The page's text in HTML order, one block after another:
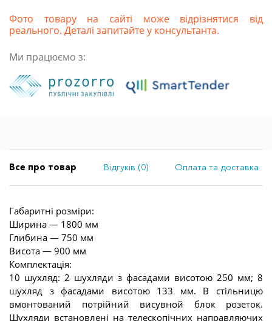
Фото товару на сайті може відрізнятися від
реального. Деталі запитайте у консультанта.
Ми працюємо з:
Все про товар Відгуків (0) Оплата та доставка
Габаритні розміри:
Ширина — 1800 мм
Глибина — 750 мм
Висота — 900 мм
Комплектація:
10 шухляд: 2 шухляди з фасадами висотою 250 мм; 8
шухляд з фасадами висотою 133 мм. В стільницю
вмонтований потрійний висувной блок розеток.
Шухляди встановлені на телескопічних направляючих